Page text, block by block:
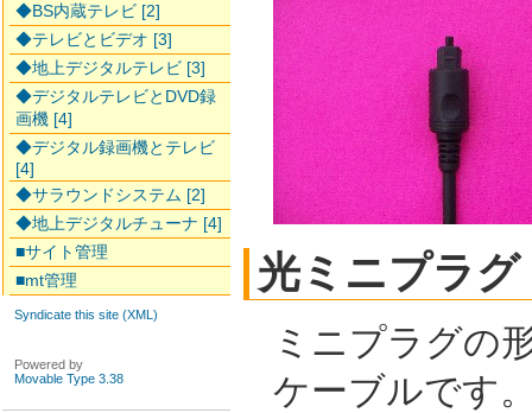
光ミニプラグ
ミニプラグの
ケーブルです
◆BS内蔵テレビ [2]
◆テレビとビデオ [3]
◆地上デジタルテレビ [3]
◆デジタルテレビとDVD録
画機 [4]
◆デジタル録画機とテレビ
[4]
◆サラウンドシステム [2]
◆地上デジタルチューナ [4]
■サイト管理
■mt管理
Syndicate this site (XML)
Powered by
Movable Type 3.38